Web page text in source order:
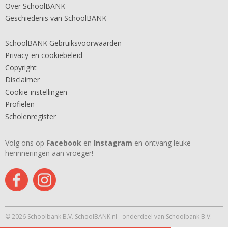
Over SchoolBANK
Geschiedenis van SchoolBANK
SchoolBANK Gebruiksvoorwaarden
Privacy-en cookiebeleid
Copyright
Disclaimer
Cookie-instellingen
Profielen
Scholenregister
Volg ons op Facebook en Instagram en ontvang leuke
herinneringen aan vroeger!
© 2026 Schoolbank B.V. SchoolBANK.nl - onderdeel van Schoolbank B.V.